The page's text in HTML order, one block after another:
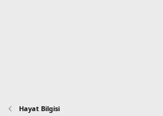
Hayat Bilgisi